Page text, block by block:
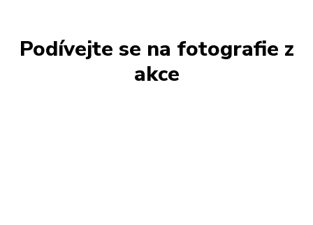
Podívejte se na fotografie z
akce